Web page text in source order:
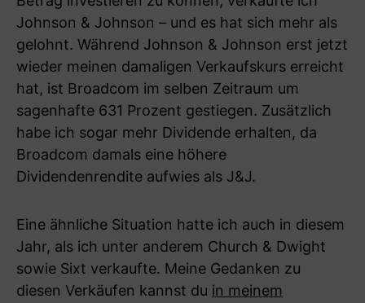
Johnson & Johnson – und es hat sich mehr als
gelohnt. Während Johnson & Johnson erst jetzt
wieder meinen damaligen Verkaufskurs erreicht
hat, ist Broadcom im selben Zeitraum um
sagenhafte 631 Prozent gestiegen. Zusätzlich
habe ich sogar mehr Dividende erhalten, da
Broadcom damals eine höhere
Dividendenrendite aufwies als J&J.
Eine ähnliche Situation hatte ich auch in diesem
Jahr, als ich unter anderem Church & Dwight
sowie Sixt verkaufte. Meine Gedanken zu
diesen Verkäufen kannst du in meinem